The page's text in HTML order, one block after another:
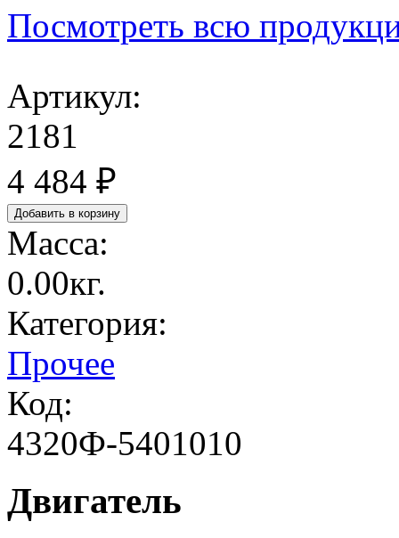
Посмотреть всю
Артикул:
2181
4 484 ₽
Масса:
0.00кг.
Категория:
Прочее
Код:
4320Ф-5401010
Двигатель